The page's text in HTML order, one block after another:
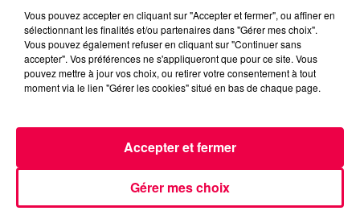
Vittel, dont la réputation thermale contraste
cruellement avec la situation actuelle, déploie un
dispositif particulièrement étoffé à destination des
familles et des personnes vulnérables.
La cérémonie des Trophées du Sportif, initialement
restrictions préfectorales interdisant les
manifestations de plein air entre 10h et 20h ont rendu
son maintien impossible.
Vous pouvez accepter en cliquant sur "Accepter et fermer", ou affiner en
sélectionnant les finalités et/ou partenaires dans "Gérer mes choix".
Vous pouvez également refuser en cliquant sur "Continuer sans
accepter". Vos préférences ne s'appliqueront que pour ce site. Vous
pouvez mettre à jour vos choix, ou retirer votre consentement à tout
moment via le lien "Gérer les cookies" situé en bas de chaque page.
Gérer mes choix
Accepter et fermer